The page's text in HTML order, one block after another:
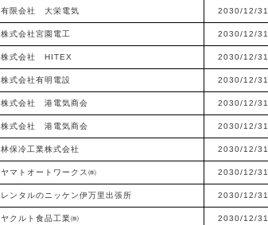
有限会社 大栄電気 2030/12/31
株式会社宮園電工 2030/12/31
株式会社 HITEX 2030/12/31
株式会社有明電設 2030/12/31
株式会社 港電気商会 2030/12/31
株式会社 港電気商会 2030/12/31
林保冷工業株式会社 2030/12/31
ヤマトオートワークス㈱ 2030/12/31
レンタルのニッケン伊万里出張所 2030/12/31
ヤクルト食品工業㈱ 2030/12/31